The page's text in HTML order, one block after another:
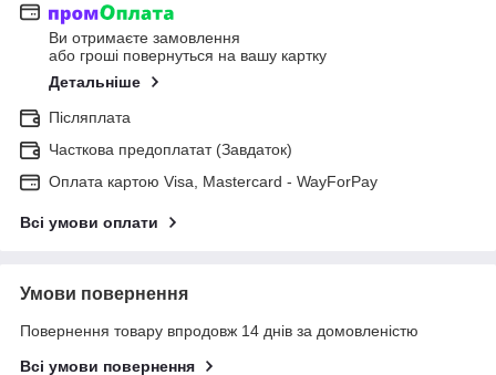
Ви отримаєте замовлення
або гроші повернуться на вашу картку
Детальніше
Післяплата
Часткова предоплатат (Завдаток)
Оплата картою Visa, Mastercard - WayForPay
Всі умови оплати
Умови повернення
Повернення товару впродовж 14 днів за домовленістю
Всі умови повернення